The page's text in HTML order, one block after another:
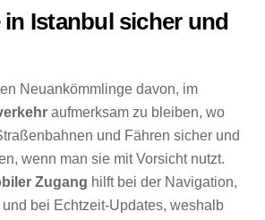
in Istanbul sicher und
Neuankömmlinge davon, im
aufmerksam zu bleiben, wo
und Fähren sicher und
wenn man sie mit Vorsicht nutzt.
Zugang hilft bei der Navigation,
bei Echtzeit-Updates, weshalb